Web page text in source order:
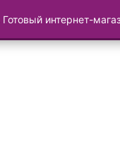
Готовый интернет-